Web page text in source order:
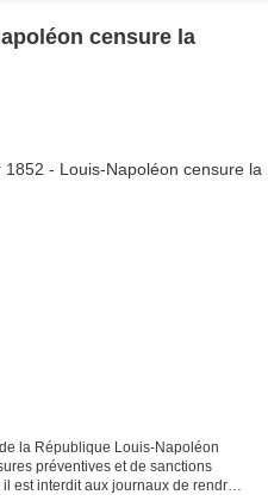
censure la
la République Louis-Napoléon
préventives et de sanctions
est interdit aux journaux de rendre